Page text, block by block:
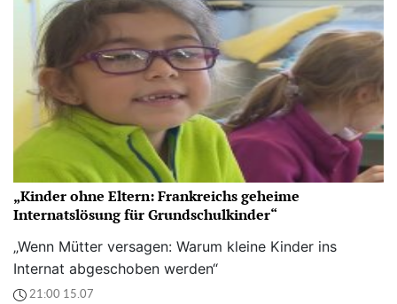
„Kinder ohne Eltern: Frankreichs geheime
Internatslösung für Grundschulkinder“
„Wenn Mütter versagen: Warum kleine Kinder ins
Internat abgeschoben werden“
21:00 15.07